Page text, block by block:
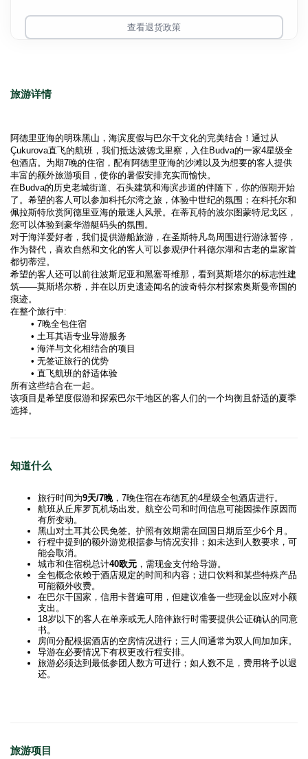
旅游详情
阿德里亚海的明珠黑山，海滨度假与巴尔干文化的完美结合！通过从
Çukurova直飞的航班，我们抵达波德戈里察，入住Budva的一家4星级全
包酒店。为期7晚的住宿，配有阿德里亚海的沙滩以及为想要的客人提供
丰富的额外旅游项目，使你的暑假安排充实而愉快。
在Budva的历史老城街道、石头建筑和海滨步道的伴随下，你的假期开始
了。希望的客人可以参加科托尔湾之旅，体验中世纪的氛围；在科托尔和
佩拉斯特欣赏阿德里亚海的最迷人风景。在蒂瓦特的波尔图蒙特尼戈区，
您可以体验到豪华游艇码头的氛围。
对于海洋爱好者，我们提供游船旅游，在圣斯特凡岛周围进行游泳暂停，
作为替代，喜欢自然和文化的客人可以参观伊什科德尔湖和古老的皇家首
都切蒂涅。
希望的客人还可以前往波斯尼亚和黑塞哥维那，看到莫斯塔尔的标志性建
筑——莫斯塔尔桥，并在以历史遗迹闻名的波奇特尔村探索奥斯曼帝国的
痕迹。
在整个旅行中:
7晚全包住宿
土耳其语专业导游服务
海洋与文化相结合的项目
无签证旅行的优势
直飞航班的舒适体验
所有这些结合在一起。
该项目是希望度假游和探索巴尔干地区的客人们的一个均衡且舒适的夏季
选择。
知道什么
旅行时间为9天/7晚，7晚住宿在布德瓦的4星级全包酒店进行。
航班从丘库罗瓦机场出发。航空公司和时间信息可能因操作原因而
有所变动。
黑山对土耳其公民免签。护照有效期需在回国日期后至少6个月。
行程中提到的额外游览根据参与情况安排；如未达到人数要求，可
能会取消。
城市和住宿税总计40欧元 ，需现金支付给导游。
全包概念依赖于酒店规定的时间和内容；进口饮料和某些特殊产品
可能额外收费。
在巴尔干国家，信用卡普遍可用，但建议准备一些现金以应对小额
支出。
18岁以下的客人在单亲或无人陪伴旅行时需要提供公证确认的同意
书。
房间分配根据酒店的空房情况进行；三人间通常为双人间加加床。
导游在必要情况下有权更改行程安排。
旅游必须达到最低参团人数方可进行；如人数不足，费用将予以退
还。
旅游项目
查看退货政策